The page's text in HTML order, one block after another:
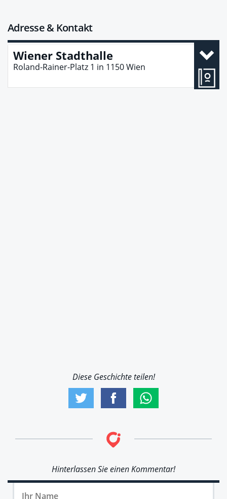
Adresse & Kontakt
Wiener Stadthalle
Roland-Rainer-Platz 1 in 1150Wien
Diese Geschichte teilen!
Hinterlassen Sie einen Kommentar!